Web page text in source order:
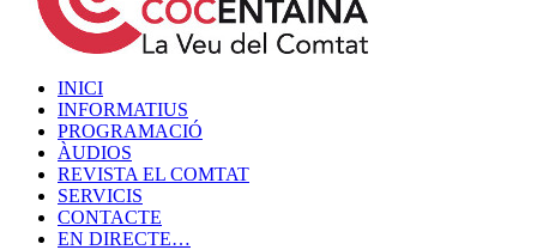
INICI
INFORMATIUS
PROGRAMACIÓ
ÀUDIOS
REVISTA EL COMTAT
SERVICIS
CONTACTE
EN DIRECTE…